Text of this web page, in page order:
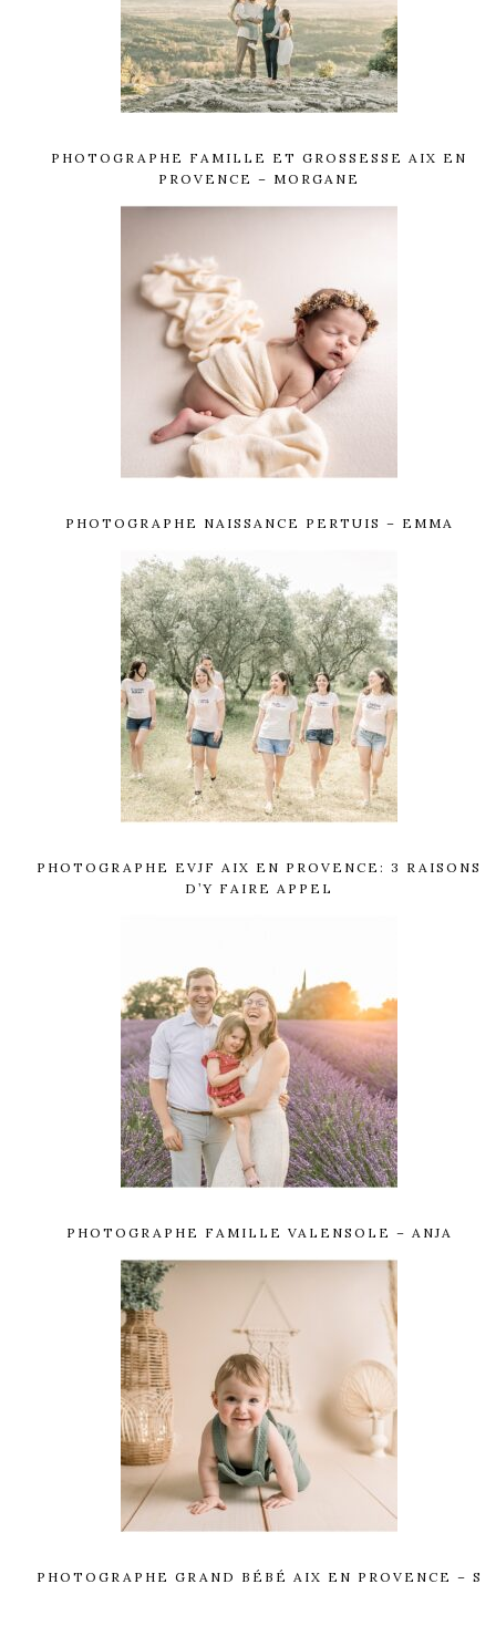
PHOTOGRAPHE FAMILLE ET GROSSESSE AIX EN
PROVENCE – MORGANE
PHOTOGRAPHE NAISSANCE PERTUIS – EMMA
PHOTOGRAPHE EVJF AIX EN PROVENCE: 3 RAISONS
D’Y FAIRE APPEL
PHOTOGRAPHE FAMILLE VALENSOLE – ANJA
PHOTOGRAPHE GRAND BÉBÉ AIX EN PROVENCE – S